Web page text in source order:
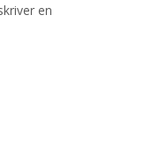
en